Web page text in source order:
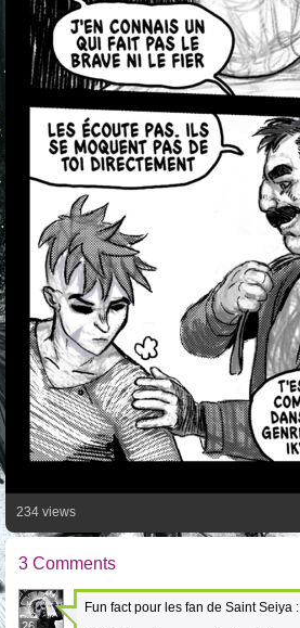
234 views
3 Comments
Fun fact pour les fan de Saint Seiya :